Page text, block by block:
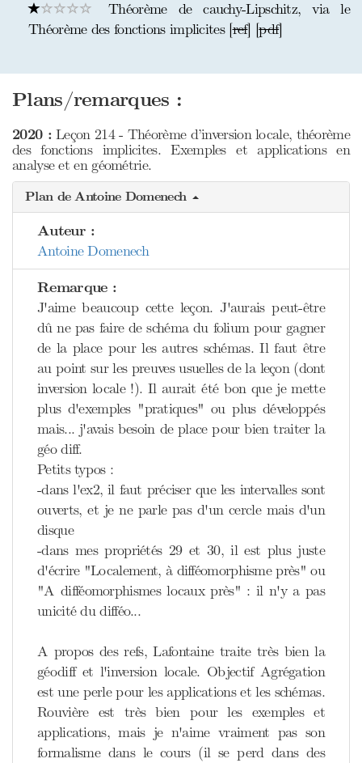
Théorème de cauchy-Lipschitz, via le
Théorème des fonctions implicites [ref] [pdf]
Plans/remarques :
2020 :Leçon 214 - Théorème d’inversion locale, théorème
des fonctions implicites. Exemples et applications en
analyse et en géométrie.
Plan de Antoine Domenech
Auteur :
Antoine Domenech
Remarque :
J'aime beaucoup cette leçon. J'aurais peut-être
dû ne pas faire de schéma du folium pour gagner
de la place pour les autres schémas. Il faut être
au point sur les preuves usuelles de la leçon (dont
inversion locale !). Il aurait été bon que je mette
plus d'exemples "pratiques" ou plus développés
mais... j'avais besoin de place pour bien traiter la
géo diff.
Petits typos :
-dans l'ex2, il faut préciser que les intervalles sont
ouverts, et je ne parle pas d'un cercle mais d'un
disque
-dans mes propriétés 29 et 30, il est plus juste
d'écrire "Localement, à difféomorphisme près" ou
"A difféomorphismes locaux près" : il n'y a pas
unicité du difféo...
A propos des refs, Lafontaine traite très bien la
géodiff et l'inversion locale. Objectif Agrégation
est une perle pour les applications et les schémas.
Rouvière est très bien pour les exemples et
applications, mais je n'aime vraiment pas son
formalisme dans le cours (il se perd dans des